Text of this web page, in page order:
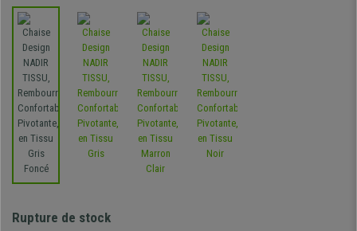
Rupture de stock